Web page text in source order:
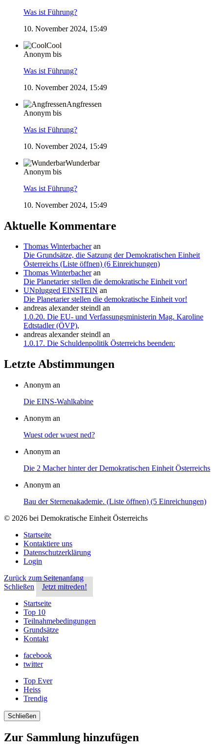
Was ist Führung?
10. November 2024, 15:49
Cool
Anonym bis
Was ist Führung?
10. November 2024, 15:49
Angfressen
Anonym bis
Was ist Führung?
10. November 2024, 15:49
Wunderbar
Anonym bis
Was ist Führung?
10. November 2024, 15:49
Aktuelle Kommentare
Thomas Winterbacheran
Die Grundsätze, die Satzung der Demokratischen Einheit
Österreichs (Liste öffnen) (6 Einreichungen)
Thomas Winterbacheran
Die Planetarier stellen die demokratische Einheit vor!
UNplugged EINSTEIN an
Die Planetarier stellen die demokratische Einheit vor!
andreas alexander steindl an
1.0.20. Die EU- und Verfassungsministerin Mag. Karoline
Edtstadler (ÖVP),
andreas alexander steindl an
1.0.17. Die Schuldenpolitik Österreichs beenden:
Letzte Abstimmungen
Anonym an
Die EINS-Wahlkabine
Anonym an
Wuest oder wuest ned?
Anonym an
Die 2 Macher hinter der Demokratischen Einheit Österreichs
Anonym an
Bau der Sternenakademie. (Liste öffnen) (5 Einreichungen)
© 2026 bei Demokratische Einheit Österreichs
Startseite
Kontaktiere uns
Datenschutzerklärung
Login
Zurück zum Seitenanfang
Schließen
Jetzt mitreden!
Startseite
Top 10
Teilnahmebedingungen
Grundsätze
Kontakt
facebook
twitter
Top Ever
Heiss
Trendig
Schließen
Zur Sammlung hinzufügen